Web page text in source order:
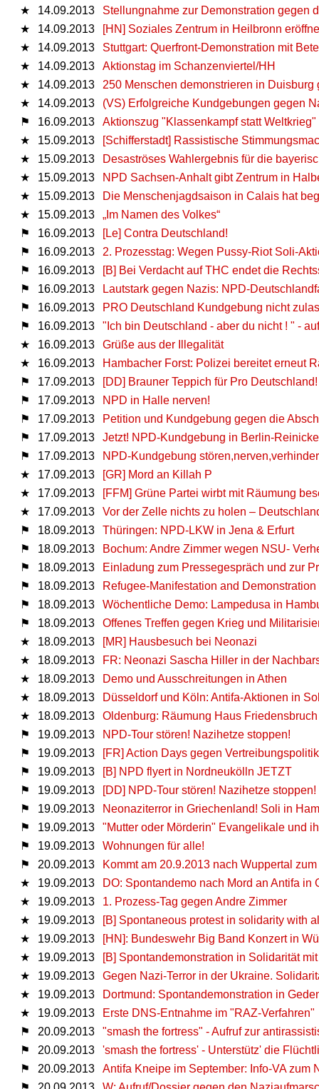
★
14.09.2013
Stellungnahme zur Demonstration gegen
★
14.09.2013
[HN] Soziales Zentrum in Heilbronn
★
14.09.2013
Stuttgart: Querfront-Demonstration mit
★
14.09.2013
Aktionstag im Schanzenviertel/HH
★
14.09.2013
250 Menschen demonstrieren in
★
14.09.2013
(VS) Erfolgreiche Kundgebungen gegen
⚑
16.09.2013
Aktionszug "Klassenkampf statt Weltkrieg"
★
15.09.2013
[Schifferstadt] Rassistische
★
15.09.2013
Desaströses Wahlergebnis für die
★
15.09.2013
NPD Sachsen-Anhalt gibt Zentrum in
★
15.09.2013
Die Menschenjagdsaison in Calais hat
★
15.09.2013
„Im Namen des Volkes“
⚑
16.09.2013
[Le] Contra Deutschland!
⚑
16.09.2013
2. Prozesstag: Wegen Pussy-Riot Soli-
⚑
16.09.2013
[B] Bei Verdacht auf THC endet die
⚑
16.09.2013
Lautstark gegen Nazis: NPD-
⚑
16.09.2013
PRO Deutschland Kundgebung nicht
⚑
16.09.2013
"Ich bin Deutschland - aber du nicht ! " -
★
16.09.2013
Grüße aus der Illegalität
★
16.09.2013
Hambacher Forst: Polizei bereitet erneut
⚑
17.09.2013
[DD] Brauner Teppich für Pro Deutschland!
⚑
17.09.2013
NPD in Halle nerven!
⚑
17.09.2013
Petition und Kundgebung gegen die
⚑
17.09.2013
Jetzt! NPD-Kundgebung in Berlin-
⚑
17.09.2013
NPD-Kundgebung
★
17.09.2013
[GR] Mord an Killah P
★
17.09.2013
[FFM] Grüne Partei wirbt mit Räumung
★
17.09.2013
Vor der Zelle nichts zu holen –
⚑
18.09.2013
Thüringen: NPD-LKW in Jena & Erfurt
⚑
18.09.2013
Bochum: Andre Zimmer wegen NSU-
⚑
18.09.2013
Einladung zum Pressegespräch und zur
⚑
18.09.2013
Refugee-Manifestation and Demonstration
⚑
18.09.2013
Wöchentliche Demo: Lampedusa in
⚑
18.09.2013
Offenes Treffen gegen Krieg und
★
18.09.2013
[MR] Hausbesuch bei Neonazi
★
18.09.2013
FR: Neonazi Sascha Hiller in der
★
18.09.2013
Demo und Ausschreitungen in Athen
★
18.09.2013
Düsseldorf und Köln: Antifa-Aktionen in
★
18.09.2013
Oldenburg: Räumung Haus Friedensbruch
⚑
19.09.2013
NPD-Tour stören! Nazihetze stoppen!
⚑
19.09.2013
[FR] Action Days gegen
⚑
19.09.2013
[B] NPD flyert in Nordneukölln JETZT
⚑
19.09.2013
[DD] NPD-Tour stören! Nazihetze stoppen!
⚑
19.09.2013
Neonaziterror in Griechenland! Soli in
⚑
19.09.2013
"Mutter oder Mörderin" Evangelikale und
⚑
19.09.2013
Wohnungen für alle!
⚑
20.09.2013
Kommt am 20.9.2013 nach Wuppertal
★
19.09.2013
DO: Spontandemo nach Mord an Antifa in
★
19.09.2013
1. Prozess-Tag gegen Andre Zimmer
★
19.09.2013
[B] Spontaneous protest in solidarity with
★
19.09.2013
[HN]: Bundeswehr Big Band Konzert in
★
19.09.2013
[B] Spontandemonstration in Solidarität
★
19.09.2013
Gegen Nazi-Terror in der Ukraine.
★
19.09.2013
Dortmund: Spontandemonstration in
★
19.09.2013
Erste DNS-Entnahme im "RAZ-Verfahren"
⚑
20.09.2013
"smash the fortress" - Aufruf zur
⚑
20.09.2013
'smash the fortress' - Unterstütz' die
⚑
20.09.2013
Antifa Kneipe im September: Info-VA zum